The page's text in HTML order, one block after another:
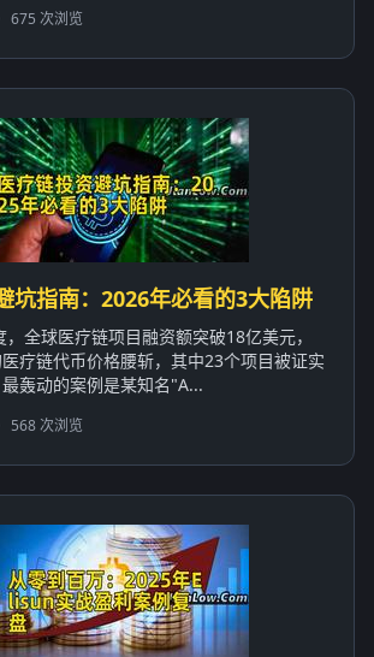
675 次浏览
坑指南：2026年必看的3大陷阱
全球医疗链项目融资额突破18亿美元，
疗链代币价格腰斩，其中23个项目被证实
轰动的案例是某知名"A...
568 次浏览